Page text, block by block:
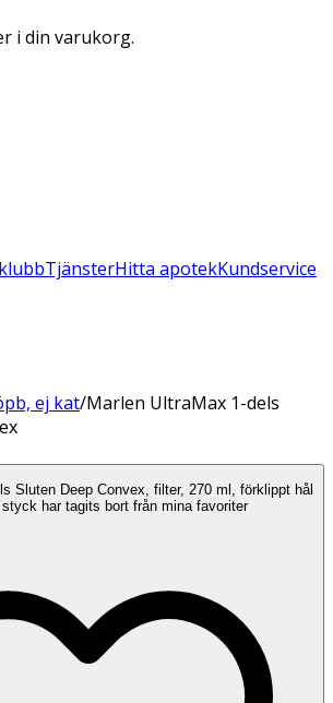
i din varukorg.
TjänsterHitta apotekKundservice
ej kat/Marlen UltraMax 1-dels
Sluten Deep Convex, filter, 270 ml, förklippt hål
har tagits bort från mina favoriter